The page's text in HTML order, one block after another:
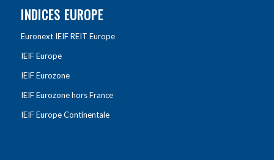
INDICES EUROPE
Euronext IEIF REIT Europe
IEIF Europe
IEIF Eurozone
IEIF Eurozone hors France
IEIF Europe Continentale